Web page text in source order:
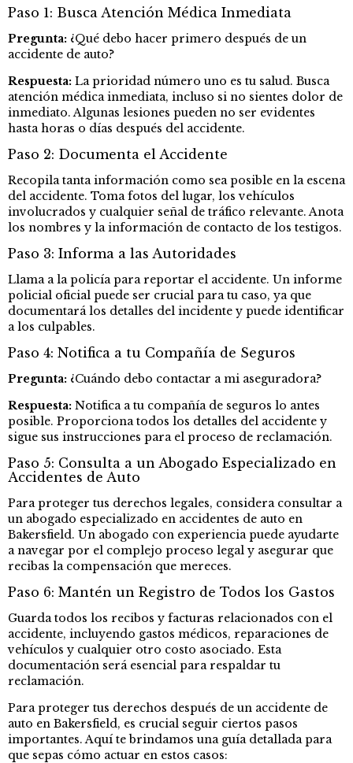
Paso 1: Busca Atención Médica Inmediata
Pregunta: ¿Qué debo hacer primero después de un
accidente de auto?
Respuesta: La prioridad número uno es tu salud. Busca
atención médica inmediata, incluso si no sientes dolor de
inmediato. Algunas lesiones pueden no ser evidentes
hasta horas o días después del accidente.
Paso 2: Documenta el Accidente
Recopila tanta información como sea posible en la escena
del accidente. Toma fotos del lugar, los vehículos
involucrados y cualquier señal de tráfico relevante. Anota
los nombres y la información de contacto de los testigos.
Paso 3: Informa a las Autoridades
Llama a la policía para reportar el accidente. Un informe
policial oficial puede ser crucial para tu caso, ya que
documentará los detalles del incidente y puede identificar
a los culpables.
Paso 4: Notifica a tu Compañía de Seguros
Pregunta: ¿Cuándo debo contactar a mi aseguradora?
Respuesta: Notifica a tu compañía de seguros lo antes
posible. Proporciona todos los detalles del accidente y
sigue sus instrucciones para el proceso de reclamación.
Paso 5: Consulta a un Abogado Especializado en
Accidentes de Auto
Para proteger tus derechos legales, considera consultar a
un abogado especializado en accidentes de auto en
Bakersfield. Un abogado con experiencia puede ayudarte
a navegar por el complejo proceso legal y asegurar que
recibas la compensación que mereces.
Paso 6: Mantén un Registro de Todos los Gastos
Guarda todos los recibos y facturas relacionados con el
accidente, incluyendo gastos médicos, reparaciones de
vehículos y cualquier otro costo asociado. Esta
documentación será esencial para respaldar tu
reclamación.
Para proteger tus derechos después de un accidente de
auto en Bakersfield, es crucial seguir ciertos pasos
importantes. Aquí te brindamos una guía detallada para
que sepas cómo actuar en estos casos: